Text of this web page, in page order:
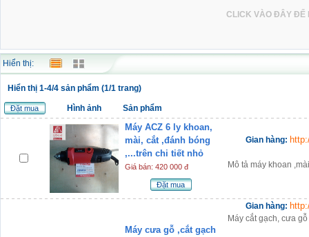
CLICK VÀO ĐÂY ĐỂ
Hiển thị:
Hiển thị 1-4/4 sản phẩm (1/1 trang)
Đặt mua Hình ảnh Sản phẩm
Máy ACZ 6 ly khoan,
mài, cắt ,đánh bóng
,...trên chi tiết nhỏ
Giá bán: 420 000 đ
Đặt mua
Gian hàng:
Mô tả máy khoan
Máy cưa gỗ ,cắt gạch
Gian hàng:
Máy cắt gạch, cưa